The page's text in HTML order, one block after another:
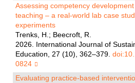
Assessing competency
teaching – a real-world lab case
experiments
Trenks, H.; Beecroft, R.
2026. International Journal of
Education, 27 (10), 362–379.
0824
Evaluating practice-based